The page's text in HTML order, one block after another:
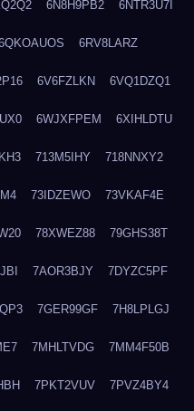
6N8H9PB2 6NTR3U7I
6RV8LARZ
6V6FZLKN 6VQ1DZQ1
6WJXFPEM 6XIHLDTU
713M5IHY 718NNXY2
73IDZEWO 73VKAF4E
78XWEZ88 79GHS38T
7AOR3BJY 7DYZC5PF
7GER99GF 7H8LPLGJ
7MHLTVDG 7MM4F50B
7PKT2VUV 7PVZ4BY4